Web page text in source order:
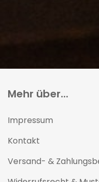
Mehr über...
Impressum
Kontakt
Versand- &